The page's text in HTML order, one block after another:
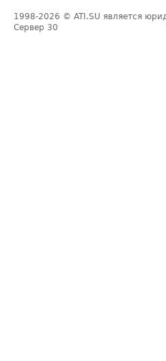
1998-2026 © ATI.SU является
Сервер 30